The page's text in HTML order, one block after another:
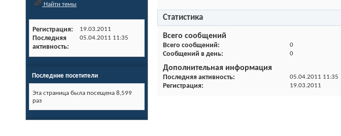
Найти темы
Регистрация 19.03.2011
Последняя
активность
05.04.2011 11:35
Последние посетители
Эта страница была посещена 8,599
раз
Статистика
Всего сообщений
Всего сообщений 0
Сообщений в день 0
Дополнительная информация
Последняя активность 05.04.2011 11:35
Регистрация 19.03.2011